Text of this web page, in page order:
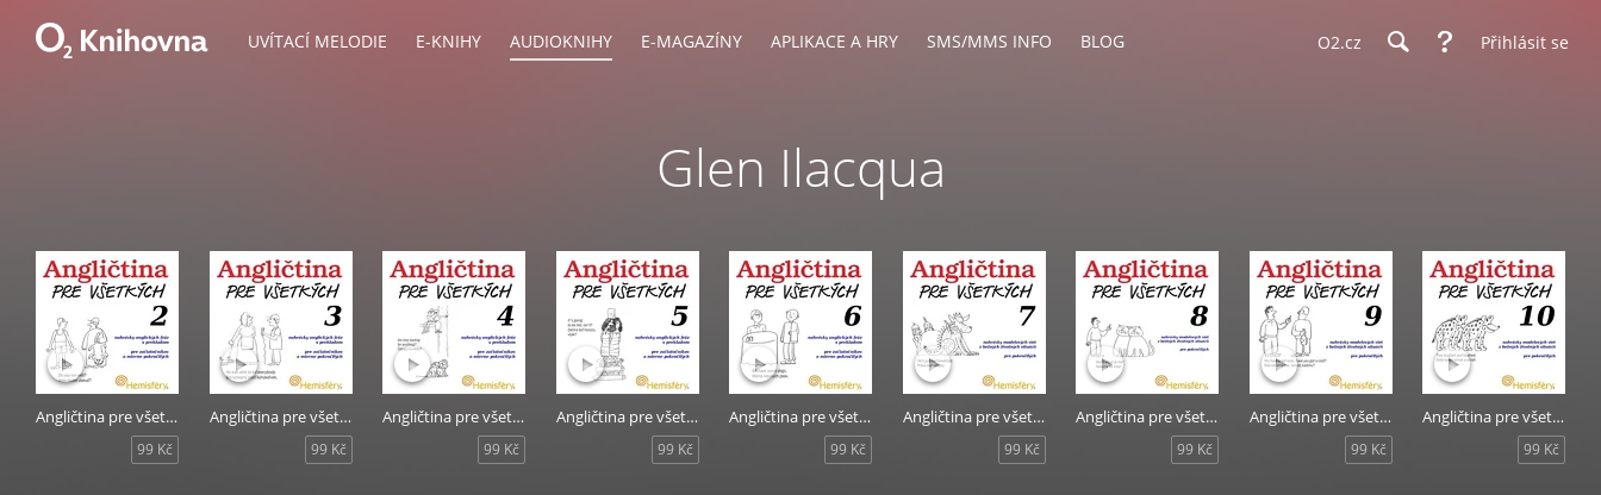
UVÍTACÍ MELODIE E-KNIHY AUDIOKNIHY E-MAGAZÍNY APLIKACE A HRY SMS/MMS INFO BLOG O2.cz Přihlásit se
Glen Ilacqua
Angličtina pre všetkých 2
99 Kč
Angličtina pre všetkých 3
99 Kč
Angličtina pre všetkých 4
99 Kč
Angličtina pre všetkých 5
99 Kč
Angličtina pre všetkých 6
99 Kč
Angličtina pre všetkých 7
99 Kč
Angličtina pre všetkých 8
99 Kč
Angličtina pre všetkých 9
99 Kč
Angličtina pre všetkých 10
99 Kč